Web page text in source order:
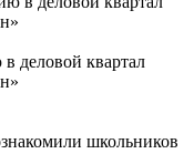
деловой квартал